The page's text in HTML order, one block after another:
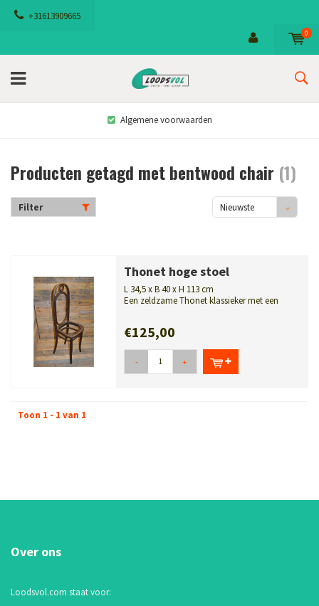
+31613909665
0
Algemene voorwaarden
Producten getagd met bentwood chair (1)
Filter
Nieuwste
Thonet hoge stoel
L 34,5 x B 40 x H 113 cm
Een zeldzame Thonet klassieker met een
€125,00
- +
Toon 1 - 1 van 1
Over ons
Loodsvol.com staat voor: